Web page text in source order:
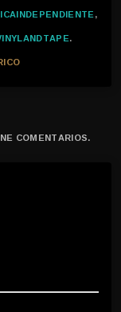
,
.
COMENTARIOS.